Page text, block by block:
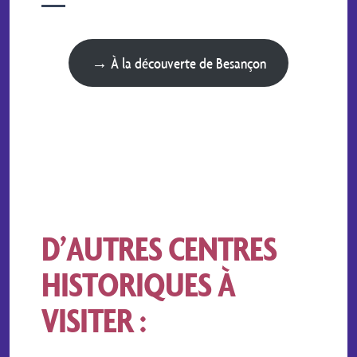
→ À la découverte de Besançon
D’AUTRES CENTRES
HISTORIQUES À
VISITER :